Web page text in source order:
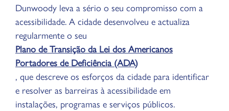
Dunwoody leva a sério o seu compromisso com a
acessibilidade. A cidade desenvolveu e actualiza
regularmente o seu
Plano de Transição da Lei dos Americanos
Portadores de Deficiência (ADA)
, que descreve os esforços da cidade para identificar
e resolver as barreiras à acessibilidade em
instalações, programas e serviços públicos.